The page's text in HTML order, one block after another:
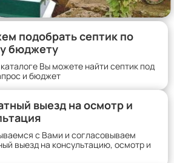
подобрать септик по
бюджету
Вы можете найти септик под
и бюджет
выезд на осмотр и
с Вами и согласовываем
выезд на консультацию, осмотр и